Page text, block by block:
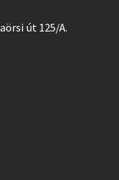
út 125/A.